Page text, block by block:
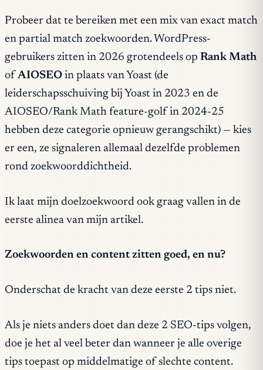
Probeer dat te bereiken met een mix van exact match
en partial match zoekwoorden. WordPress-
gebruikers zitten in 2026 grotendeels op Rank Math
of AIOSEO in plaats van Yoast (de
leiderschapsschuiving bij Yoast in 2023 en de
AIOSEO/Rank Math feature-golf in 2024-25
hebben deze categorie opnieuw gerangschikt) — kies
er een, ze signaleren allemaal dezelfde problemen
rond zoekwoorddichtheid.
Ik laat mijn doelzoekwoord ook graag vallen in de
eerste alinea van mijn artikel.
Zoekwoorden en content zitten goed, en nu?
Onderschat de kracht van deze eerste 2 tips niet.
Als je niets anders doet dan deze 2 SEO-tips volgen,
doe je het al veel beter dan wanneer je alle overige
tips toepast op middelmatige of slechte content.